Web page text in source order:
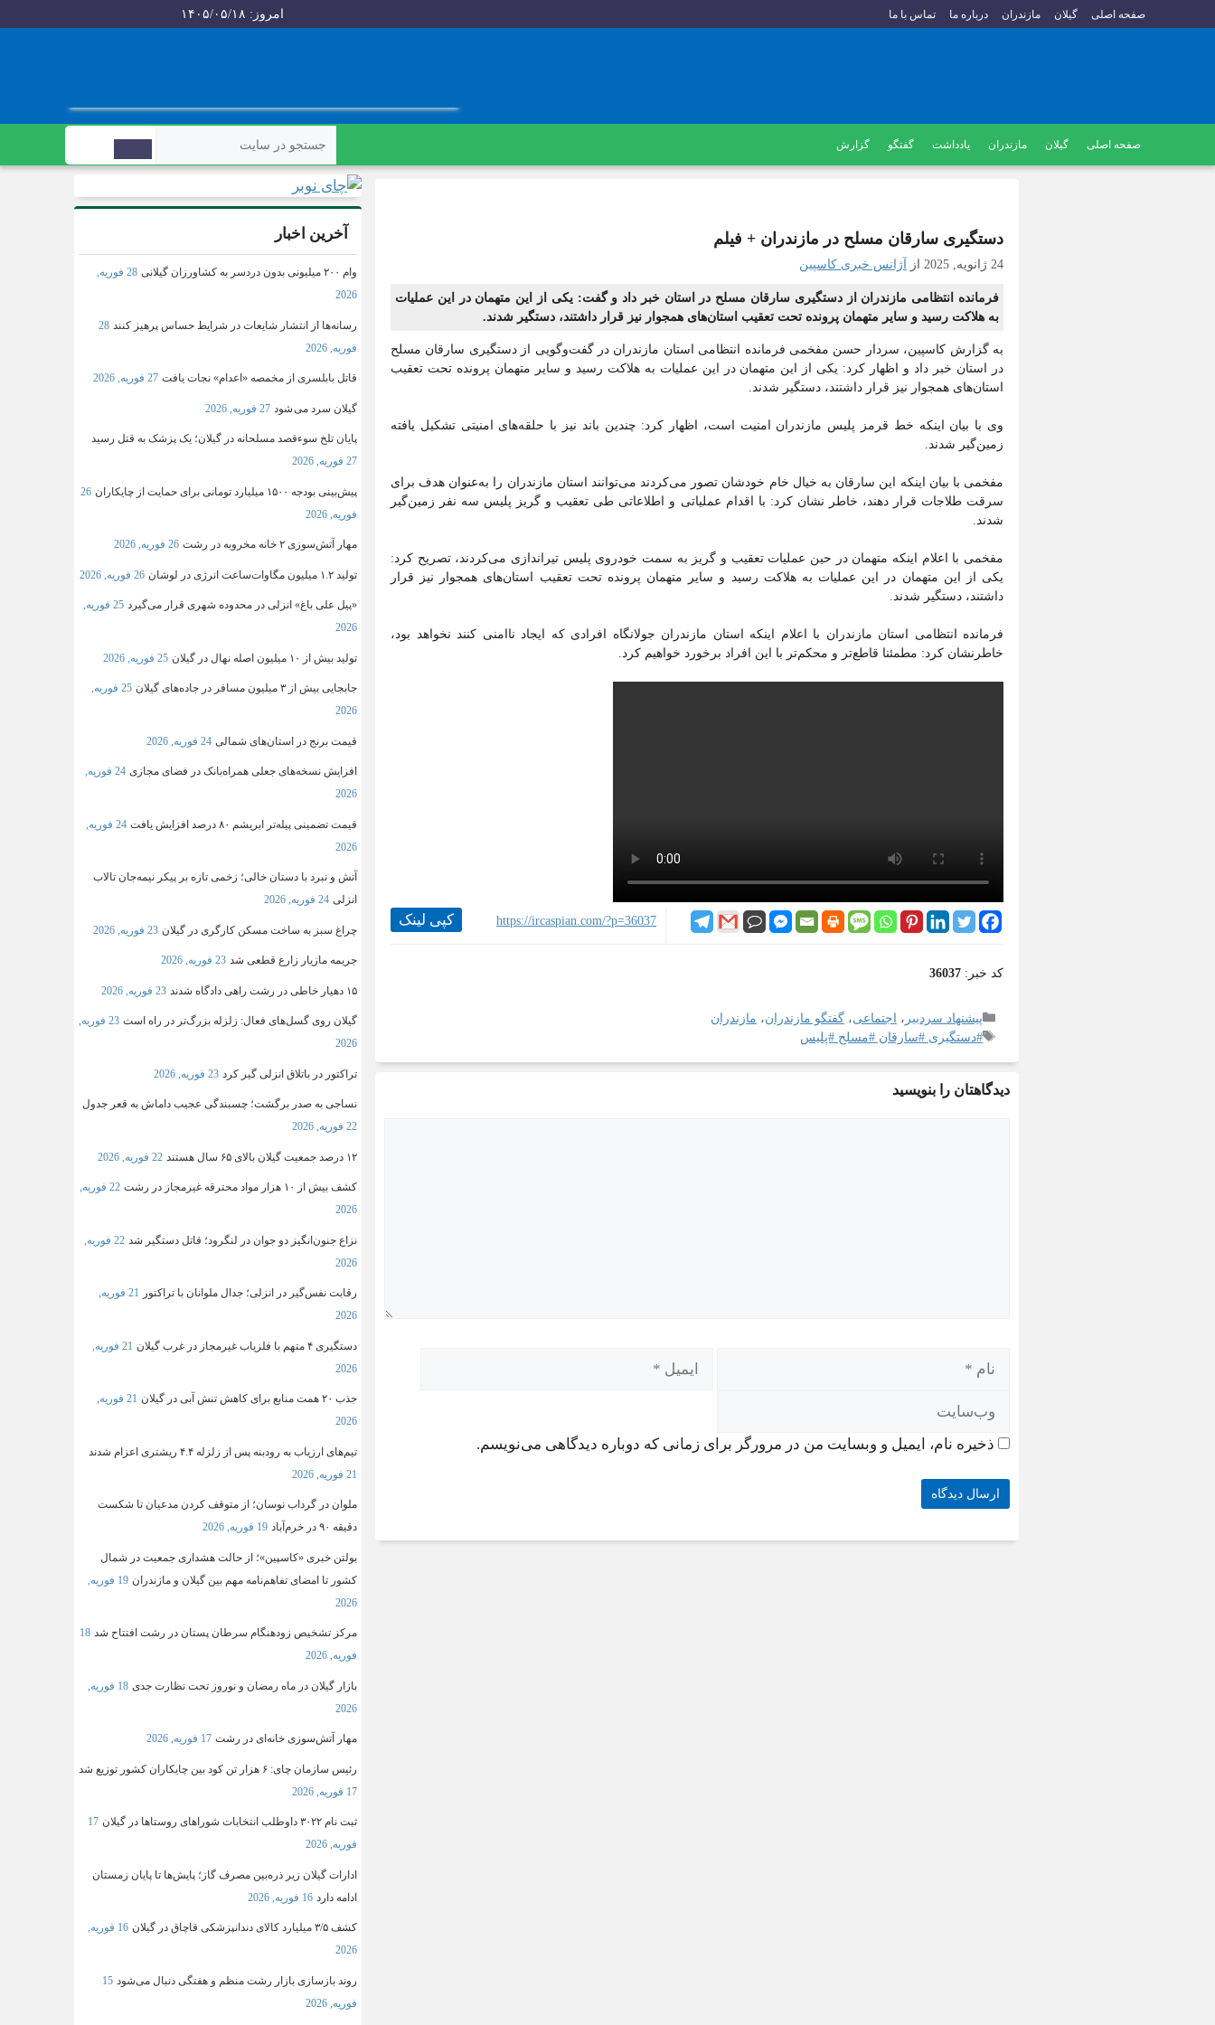
صفحه اصلی گیلان مازندران درباره ما تماس با ما امروز: ۱۴۰۵/۰۵/۱۸
صفحه اصلی گیلان مازندران یادداشت گفتگو گزارش
دستگیری سارقان مسلح در مازندران + فیلم
24 ژانویه, 2025 از آژانس خبری کاسپین
فرمانده انتظامی مازندران از دستگيری سارقان مسلح در استان خبر داد و گفت: یکی از این متهمان در این عملیات
به هلاکت رسید و سایر متهمان پرونده تحت تعقیب استان‌های همجوار نیز قرار داشتند، دستگیر شدند.
به گزارش کاسپین، سردار حسن مفخمی فرمانده انتظامی استان مازندران در گفت‌وگویی از دستگيری سارقان مسلح
در استان خبر داد و اظهار کرد: یکی از این متهمان در این عملیات به هلاکت رسید و سایر متهمان پرونده تحت تعقیب
استان‌های همجوار نیز قرار داشتند، دستگیر شدند.
وی با بیان اینکه خط قرمز پليس مازندران امنيت است، اظهار کرد: چندین باند نیز با حلقه‌های امنیتی تشکيل یافته
زمین‌گیر شدند.
مفخمی با بیان اینکه این سارقان به خیال خام خودشان تصور می‌کردند می‌توانند استان مازندران را به‌عنوان هدف برای
سرقت طلاجات قرار دهند، خاطر نشان کرد: با اقدام عملیاتی و اطلاعاتی طی تعقيب و گريز پليس سه نفر زمین‌گیر
شدند.
‌مفخمی با اعلام اینکه متهمان در حین عملیات تعقیب و گریز به سمت خودروی پلیس تیراندازی می‌کردند، تصریح کرد:
یکی از این متهمان در این عملیات به هلاکت رسید و سایر متهمان پرونده تحت تعقیب استان‌های همجوار نیز قرار
داشتند، دستگیر شدند.
فرمانده انتظامی استان مازندران با اعلام اینکه استان مازندران جولانگاه افرادی که ایجاد ناامنی کنند نخواهد بود،
خاطرنشان کرد: مطمئنا قاطع‌تر و محکم‌تر با این افراد برخورد خواهیم کرد.
https://ircaspian.com/?p=36037 کپی لینک
کد خبر: 36037
پیشنهاد سردبیر ، اجتماعی،گفتگو مازندران، مازندران
#دستگیری #سارقان #مسلح #پلیس
دیدگاهتان را بنویسید
ذخیره نام، ایمیل و وبسایت من در مرورگر برای زمانی که دوباره دیدگاهی می‌نویسم.
آخرین اخبار
وام ۲۰۰ میلیونی بدون دردسر به کشاورزان گیلانی
28 فوریه,
2026
رسانه‌ها از انتشار شایعات در شرایط حساس پرهیز کنند 28
فوریه, 2026
قاتل بابلسری از مخمصه «اعدام» نجات یافت 27 فوریه, 2026
گیلان سرد می شود 27 فوریه, 2026
پایان تلخ سوءقصد مسلحانه در گیلان؛ یک پزشک به قتل رسید
27 فوریه, 2026
پیش‌بینی بودجه ۱۵۰۰ میلیارد تومانی برای حمایت از چایکاران
26
فوریه, 2026
مهار آتش‌سوزی ۲ خانه مخروبه در رشت 26 فوریه, 2026
تولید ۱.۲ میلیون مگاوات‌ساعت انرژی در لوشان 26 فوریه, 2026
«پیل علی باغ» انزلی در محدوده شهری قرار می‌گیرد
25 فوریه,
2026
تولید بیش از ۱۰ میلیون اصله نهال در گیلان 25 فوریه, 2026
جابجایی بیش از ۳ میلیون مسافر در جاده‌های گیلان
25 فوریه,
2026
قیمت برنج در استان‌های شمالی 24 فوریه, 2026
افزایش نسخه‌های جعلی همراه‌بانک در فضای مجازی
24 فوریه,
2026
قیمت تضمینی پیله‌تر ابریشم ۸۰ درصد افزایش یافت
24 فوریه,
2026
آتش و نبرد با دستان خالی؛ زخمی تازه بر پیکر نیمه‌جان تالاب
انزلی 24 فوریه, 2026
چراغ سبز به ساخت مسکن کارگری در گیلان 23 فوریه, 2026
جریمه مازیار زارع قطعی شد 23 فوریه, 2026
۱۵ دهیار خاطی در رشت راهی دادگاه شدند 23 فوریه, 2026
گیلان روی گسل‌های فعال: زلزله بزرگ‌تر در راه است
23 فوریه,
2026
تراکتور در باتلاق انزلی گیر کرد 23 فوریه, 2026
نساجی به صدر برگشت؛ چسبندگی عجیب داماش به قعر جدول
22 فوریه, 2026
۱۲ درصد جمعیت گیلان بالای ۶۵ سال هستند 22 فوریه, 2026
کشف بیش از ۱۰ هزار مواد محترقه غیرمجاز در رشت
22 فوریه,
2026
نزاع جنون‌انگیز دو جوان در لنگرود؛ قاتل دستگیر شد
22 فوریه,
2026
رقابت نفس‌گیر در انزلی؛ جدال ملوانان با تراکتور
21 فوریه,
2026
دستگیری ۴ متهم با فلزیاب غیرمجاز در غرب گیلان
21 فوریه,
2026
جذب ۲۰ همت منابع برای کاهش تنش آبی در گیلان
21 فوریه,
2026
تیم‌های ارزیاب به رودبنه پس از زلزله ۴.۴ ریشتری اعزام شدند
21 فوریه, 2026
ملوان در گرداب نوسان؛ از متوقف کردن مدعیان تا شکست
دقیقه ۹۰ در خرم‌آباد
19 فوریه, 2026
بولتن خبری «کاسپین»؛ از حالت هشداری جمعیت در شمال
کشور تا امضای تفاهم‌نامه مهم بین گیلان و مازندران
19 فوریه,
2026
مرکز تشخیص زودهنگام سرطان پستان در رشت افتتاح شد 18
فوریه, 2026
بازار گیلان در ماه رمضان و نوروز تحت نظارت جدی
18 فوریه,
2026
مهار آتش‌سوزی خانه‌ای در رشت 17 فوریه, 2026
رئیس سازمان چای: ۶ هزار تن کود بین چایکاران کشور توزیع شد
17 فوریه, 2026
ثبت‌ نام ۳۰۲۲ داوطلب انتخابات شوراهای روستاها در گیلان
17
فوریه, 2026
ادارات گیلان زیر ذره‌بین مصرف گاز؛ پایش‌ها تا پایان زمستان
ادامه دارد 16 فوریه, 2026
کشف ۳/۵ میلیارد کالای دندانپزشکی قاچاق در گیلان
16 فوریه,
2026
روند بازسازی بازار رشت منظم و هفتگی دنبال می‌شود 15
فوریه, 2026